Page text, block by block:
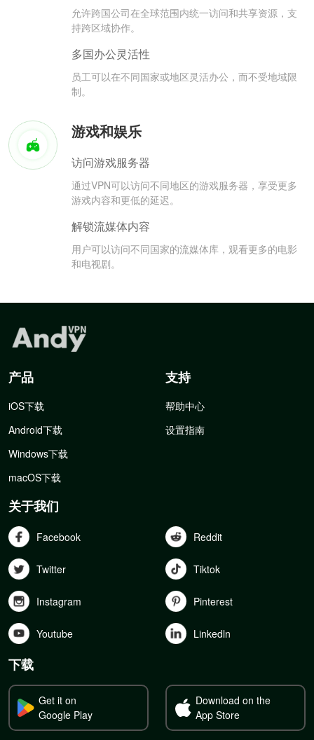
允许跨国公司在全球范围内统一访问和共享资源，支
持跨区域协作。
多国办公灵活性
员工可以在不同国家或地区灵活办公，而不受地域限
制。
游戏和娱乐
访问游戏服务器
通过VPN可以访问不同地区的游戏服务器，享受更多
游戏内容和更低的延迟。
解锁流媒体内容
用户可以访问不同国家的流媒体库，观看更多的电影
和电视剧。
产品
iOS下载
Android下载
Windows下载
macOS下载
支持
帮助中心
设置指南
关于我们
Facebook Reddit
Twitter Tiktok
Instagram Pinterest
Youtube Linkedln
下载
Get it on
Google Play
Download on the
App Store